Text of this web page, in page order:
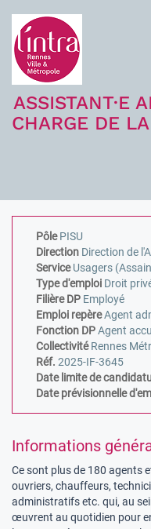
ASSISTANT·E
CHARGE DE
PôlePISU
Direction Direction de
ServiceUsagers
Type d'emploi Droit
Filière DP Employé
Emploi repèreAgent
Fonction DPAgent
CollectivitéRennes
Réf. 2025-IF-3645
Date limite de
Date prévisionnelle
Informations
Ce sont plus de 180 agents
ouvriers, chauffeurs,
administratifs etc. qui, au
œuvrent au quotidien pour